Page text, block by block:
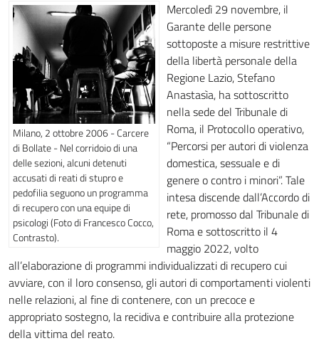
Milano, 2 ottobre 2006 - Carcere
di Bollate - Nel corridoio di una
delle sezioni, alcuni detenuti
accusati di reati di stupro e
pedofilia seguono un programma
di recupero con una equipe di
psicologi (Foto di Francesco Cocco,
Contrasto).
Mercoledì 29 novembre, il
Garante delle persone
sottoposte a misure restrittive
della libertà personale della
Regione Lazio, Stefano
Anastasìa, ha sottoscritto
nella sede del Tribunale di
Roma, il Protocollo operativo,
“Percorsi per autori di violenza
domestica, sessuale e di
genere o contro i minori”. Tale
intesa discende dall’Accordo di
rete, promosso dal Tribunale di
Roma e sottoscritto il 4
maggio 2022, volto
all’elaborazione di programmi individualizzati di recupero cui
avviare, con il loro consenso, gli autori di comportamenti violenti
nelle relazioni, al fine di contenere, con un precoce e
appropriato sostegno, la recidiva e contribuire alla protezione
della vittima del reato.